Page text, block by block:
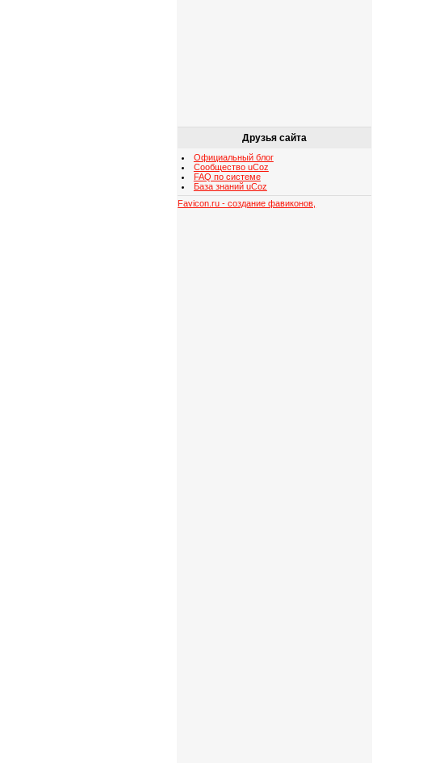
Друзья сайта
Официальный блог
Сообщество uCoz
FAQ по системе
База знаний uCoz
Favicon.ru - создание фавиконов,